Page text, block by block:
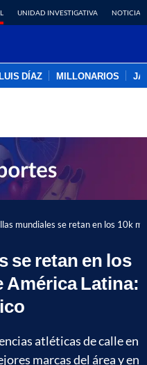
UNIDAD INVESTIGATIVA NOTICIAS
DÍAZ MILLONARIOS
mundiales se retan en los 10k
se retan en los
América Latina:
atléticas de calle en
marcas del área y en